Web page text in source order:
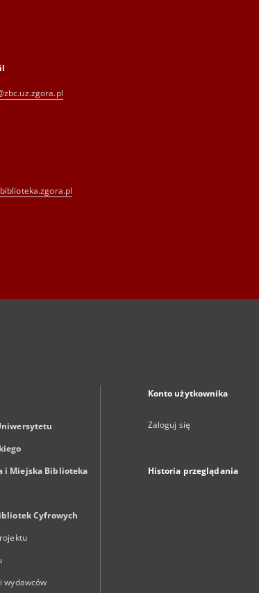
i Miejska Biblioteka
Cyfrowych
wydawców
Konto użytkownika
Zaloguj się
Historia przeglądania